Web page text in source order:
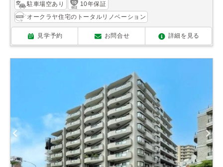
駐車場空あり
10年保証
オークラヤ住宅のトータルリノベーション
見学予約 お問合せ 詳細を見る